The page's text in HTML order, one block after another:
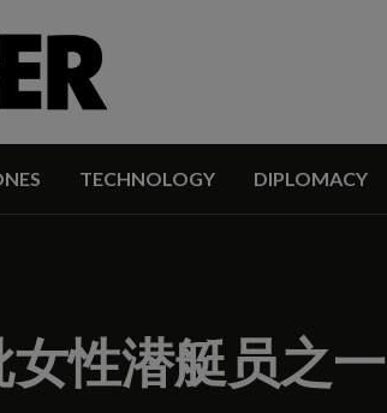
TECHNOLOGY DIPLOMACY
性潜艇员之一